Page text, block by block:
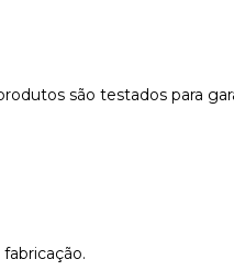
são testados para